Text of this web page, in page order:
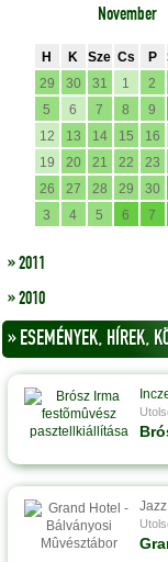
November
H K Sze Cs P
29
30 31 1 2
5
6 7 8 9
12
13 14 15 16
19
20 21 22 23
26
27 28 29 30
3
4 5 6 7
» 2011
» 2010
» ESEMÉNYEK, HÍREK,